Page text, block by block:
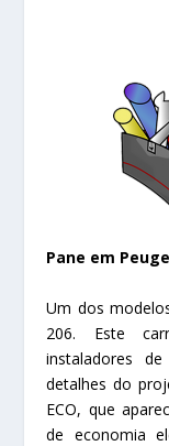
Pane em
Um dos
206. Este
instaladores
detalhes do
ECO, que
de economia